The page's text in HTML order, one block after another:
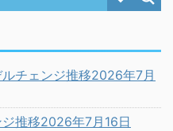
チェンジ推移2026年7月
推移2026年7月16日